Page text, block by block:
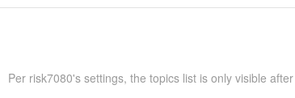
Per risk7080's settings, the topics list is only visible